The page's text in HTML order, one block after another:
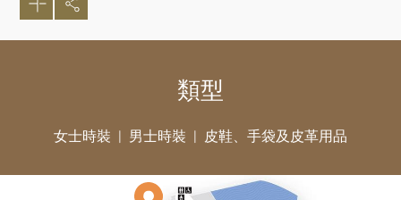
類型
女士時裝 男士時裝 皮鞋、手袋及皮革用品